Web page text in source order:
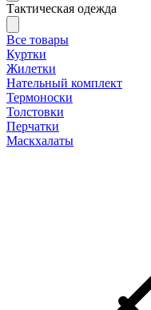
Тактическая одежда
Все товары
Куртки
Жилетки
Нательный комплект
Термоноски
Толстовки
Перчатки
Маскхалаты